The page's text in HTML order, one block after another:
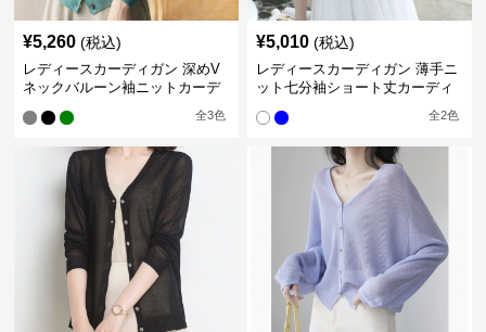
¥5,260 (税込)
レディースカーディガン 深めV
ネックバルーン袖ニットカーデ
全3色
¥5,010 (税込)
レディースカーディガン 薄手ニ
ット七分袖ショート丈カーディ
全2色